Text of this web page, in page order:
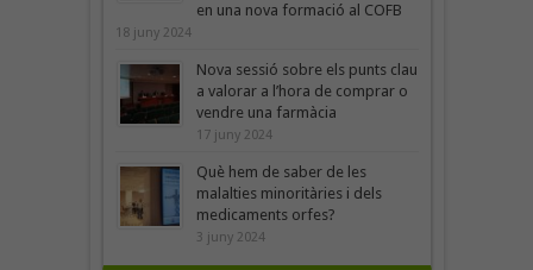
en una nova formació al COFB
18 juny 2024
Nova sessió sobre els punts clau
a valorar a l’hora de comprar o
vendre una farmàcia
17 juny 2024
Què hem de saber de les
malalties minoritàries i dels
medicaments orfes?
3 juny 2024